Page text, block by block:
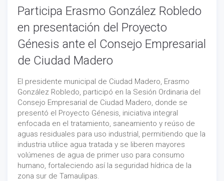
Participa Erasmo González Robledo
en presentación del Proyecto
Génesis ante el Consejo Empresarial
de Ciudad Madero
El presidente municipal de Ciudad Madero, Erasmo
González Robledo, participó en la Sesión Ordinaria del
Consejo Empresarial de Ciudad Madero, donde se
presentó el Proyecto Génesis, iniciativa integral
enfocada en el tratamiento, saneamiento y reúso de
aguas residuales para uso industrial, permitiendo que la
industria utilice agua tratada y se liberen mayores
volúmenes de agua de primer uso para consumo
humano, fortaleciendo así la seguridad hídrica de la
zona sur de Tamaulipas.